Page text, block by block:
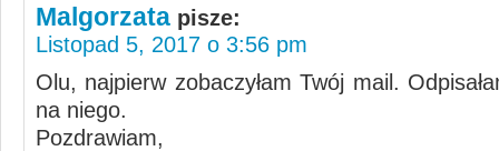
Malgorzata pisze:
Listopad 5, 2017 o 3:56 pm
Olu, najpierw zobaczyłam Twój mail.
na niego.
Pozdrawiam,